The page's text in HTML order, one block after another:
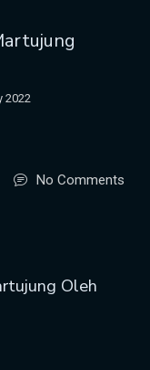
2022
No Comments
Oleh